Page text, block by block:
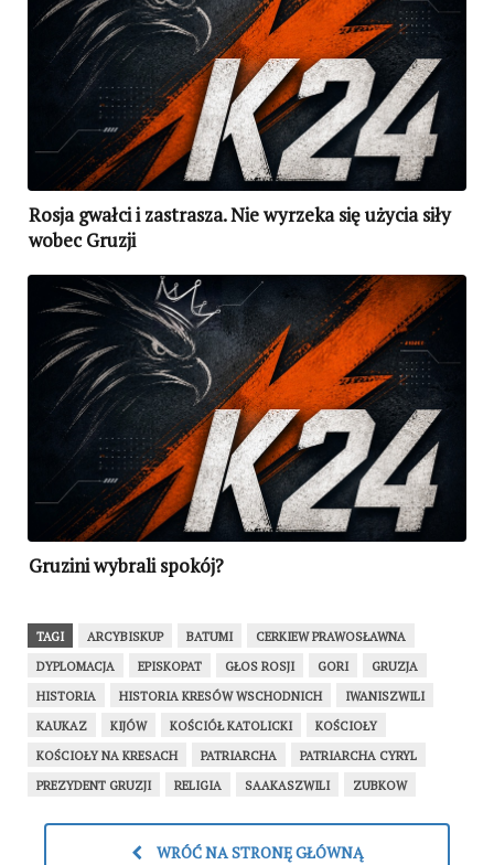
Rosja gwałci i zastrasza. Nie wyrzeka się użycia siły
wobec Gruzji
Gruzini wybrali spokój?
TAGI ARCYBISKUP BATUMI
CERKIEW PRAWOSŁAWNA
DYPLOMACJA
EPISKOPAT GŁOS ROSJI GORI
GRUZJA
HISTORIA
HISTORIA KRESÓW WSCHODNICH
IWANISZWILI
KAUKAZ
KIJÓW KOŚCIÓŁ KATOLICKI
KOŚCIOŁY
KOŚCIOŁY NA KRESACH
PATRIARCHA
PATRIARCHA CYRYL
PREZYDENT GRUZJI
RELIGIA SAAKASZWILI ZUBKOW
WRÓĆ NA STRONĘ GŁÓWNĄ